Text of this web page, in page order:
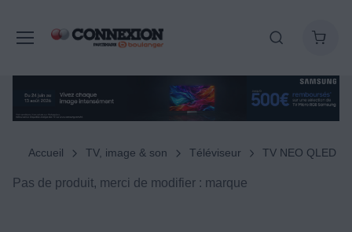
Accueil TV, image & son Téléviseur TV NEO QLED
Pas de produit, merci de modifier : marque